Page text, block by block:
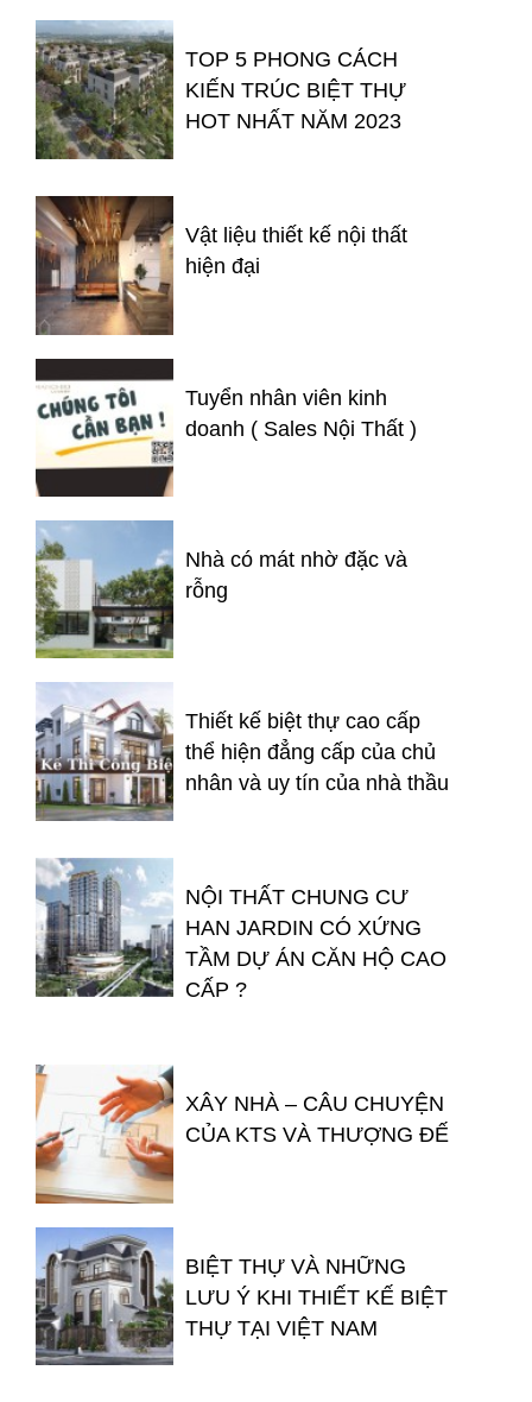
TOP 5 PHONG CÁCH
KIẾN TRÚC BIỆT THỰ
HOT NHẤT NĂM 2023
Vật liệu thiết kế nội thất
hiện đại
Tuyển nhân viên kinh
doanh ( Sales Nội Thất )
Nhà có mát nhờ đặc và
rỗng
Thiết kế biệt thự cao cấp
thể hiện đẳng cấp của chủ
nhân và uy tín của nhà thầu
NỘI THẤT CHUNG CƯ
HAN JARDIN CÓ XỨNG
TẦM DỰ ÁN CĂN HỘ CAO
CẤP ?
XÂY NHÀ – CÂU CHUYỆN
CỦA KTS VÀ THƯỢNG ĐẾ
BIỆT THỰ VÀ NHỮNG
LƯU Ý KHI THIẾT KẾ BIỆT
THỰ TẠI VIỆT NAM